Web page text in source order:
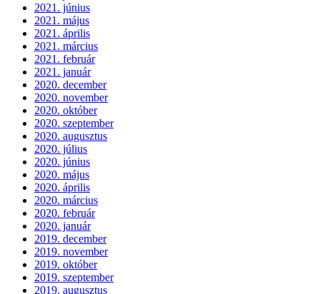
2021. június
2021. május
2021. április
2021. március
2021. február
2021. január
2020. december
2020. november
2020. október
2020. szeptember
2020. augusztus
2020. július
2020. június
2020. május
2020. április
2020. március
2020. február
2020. január
2019. december
2019. november
2019. október
2019. szeptember
2019. augusztus